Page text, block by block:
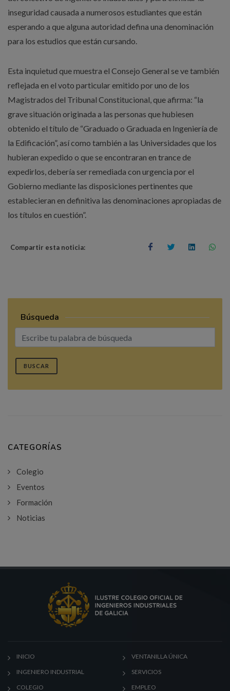
inseguridad causada a numerosos estudiantes que están
esperando a que alguna autoridad defina una denominación
para los estudios que están cursando.
Esta inquietud que muestra el Consejo General se ve también
reflejada en el voto particular emitido por uno de los
Magistrados del Tribunal Constitucional, que afirma: “la
grave situación originada a las personas que hubiesen
obtenido el título de “Graduado o Graduada en Ingeniería de
la Edificación”, así como también a las Universidades que los
hubieran expedido o que se encontraran en trance de
expedirlos, debería ser remediada con urgencia por el
Gobierno mediante las disposiciones pertinentes que
establecieran en definitiva las denominaciones apropiadas de
los títulos en cuestión”.
Compartir esta noticia:
Búsqueda
BUSCAR
CATEGORÍAS
Colegio
Eventos
Formación
Noticias
INICIO
INGENIERO INDUSTRIAL
COLEGIO
VENTANILLA ÚNICA
SERVICIOS
EMPLEO